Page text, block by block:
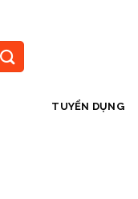
TUYỂN DỤNG